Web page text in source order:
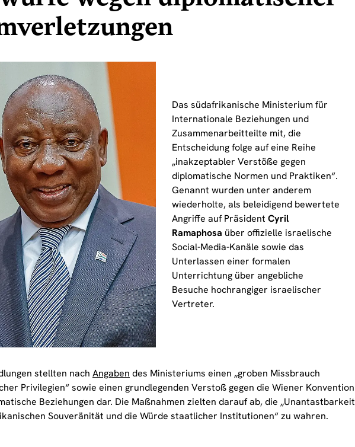
Das südafrikanische Ministerium für
Internationale Beziehungen und
Zusammenarbeitteilte mit, die
Entscheidung folge auf eine Reihe
„inakzeptabler Verstöße gegen
diplomatische Normen und Praktiken“.
Genannt wurden unter anderem
wiederholte, als beleidigend bewertete
Angriffe auf PräsidentCyril
Ramaphosa über offizielle israelische
Social-Media-Kanäle sowie das
Unterlassen einer formalen
Unterrichtung über angebliche
Besuche hochrangiger israelischer
Vertreter.
stellten nach Angaben des Ministeriums einen „groben Missbrauch
Privilegien“ sowie einen grundlegenden Verstoß gegen die Wiener Konvention
Beziehungen dar. Die Maßnahmen zielten darauf ab, die „Unantastbarkeit
Souveränität und die Würde staatlicher Institutionen“ zu wahren.